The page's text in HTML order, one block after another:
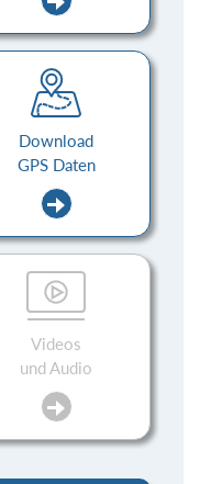
Download
GPS Daten
Videos
und Audio